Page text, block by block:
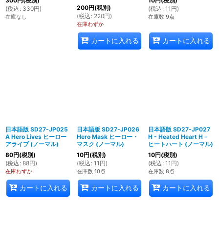
(税込 : 330円)
在庫なし
200円(税別)
(税込 : 220円)
在庫わずか
カートに入れる
(税込 : 11 円)
在庫数 9点
カートに入れる
日本語版 SD27-JP025
A Hero Lives ヒーロー
アライブ (ノーマル)
80円(税別)
(税込 : 88円)
在庫わずか
カートに入れる
日本語版 SD27-JP026
Hero Mask ヒーロー・
マスク (ノーマル)
10円(税別)
(税込 : 11 円)
在庫数 10点
カートに入れる
日本語版 SD27-JP027
H - Heated Heart H－
ヒートハート (ノーマル)
10円(税別)
(税込 : 11 円)
在庫数 8点
カートに入れる